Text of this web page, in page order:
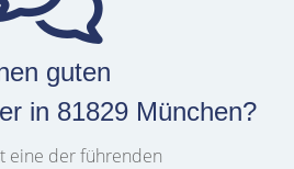
guten
in 81829 München?
eine der führenden